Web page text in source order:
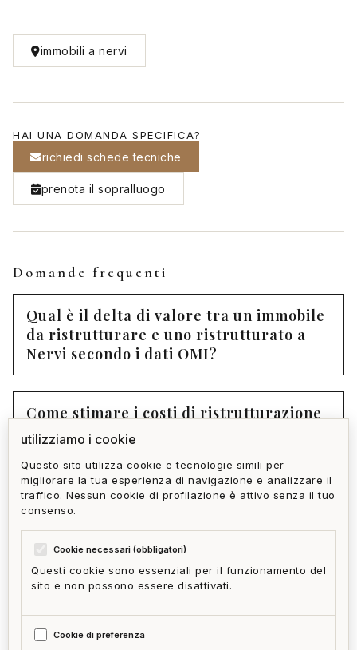
immobili a nervi
HAI UNA DOMANDA SPECIFICA?
richiedi schede tecniche
prenota il sopralluogo
Domande frequenti
Qual è il delta di valore tra un immobile
da ristrutturare e uno ristrutturato a
Nervi secondo i dati OMI?
Come stimare i costi di ristrutturazione
prima di fare un'offerta?
Quali permessi edilizi servono per una
ristrutturazione integrale a Nervi?
mappa del sito
utilizziamo i cookie
Questo sito utilizza cookie e tecnologie simili per
migliorare la tua esperienza di navigazione e analizzare il
traffico. Nessun cookie di profilazione è attivo senza il tuo
consenso.
Cookie necessari (obbligatori)
Questi cookie sono essenziali per il funzionamento del
sito e non possono essere disattivati.
Cookie di preferenza